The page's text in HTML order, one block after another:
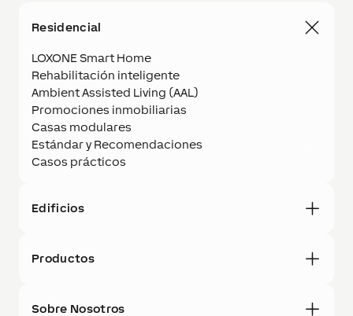
Residencial
LOXONE Smart Home
Rehabilitación inteligente
Ambient Assisted Living (AAL)
Promociones inmobiliarias
Casas modulares
Estándar y Recomendaciones
Casos prácticos
Edificios
Productos
Sobre Nosotros